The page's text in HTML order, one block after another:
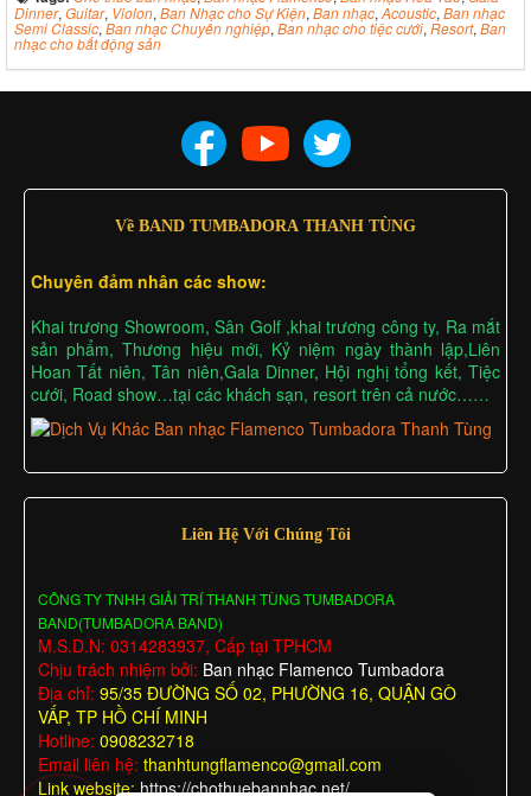
Dinner, Guitar, Violon, Ban Nhạc cho Sự Kiện, Ban nhạc, Acoustic, Ban nhạc
Semi Classic, Ban nhạc Chuyên nghiệp, Ban nhạc cho tiệc cưới, Resort, Ban
nhạc cho bất động sản
Về BAND TUMBADORA THANH TÙNG
Chuyên đảm nhân các show:
Khai trương Showroom, Sân Golf ,khai trương công ty, Ra mắt
sản phẩm, Thương hiệu mới, Kỷ niệm ngày thành lập,Liên
Hoan Tất niên, Tân niên,Gala Dinner, Hội nghị tổng kết, Tiệc
cưới, Road show…tại các khách sạn, resort trên cả nước……
Liên Hệ Với Chúng Tôi
CÔNG TY TNHH GIẢI TRÍ THANH TÙNG TUMBADORA
BAND(TUMBADORA BAND)
M.S.D.N: 0314283937, Cấp tại TPHCM
Chịu trách nhiệm bởi: Ban nhạc Flamenco Tumbadora
Địa chỉ: 95/35 ĐƯỜNG SỐ 02, PHƯỜNG 16, QUẬN GÒ
VẤP, TP HỒ CHÍ MINH
Hotline: 0908232718
Email liên hệ: thanhtungflamenco@gmail.com
Link website:https://chothuebannhac.net/